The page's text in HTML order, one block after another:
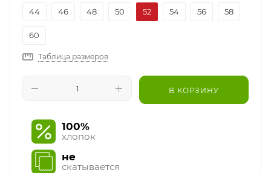
44
46 48 50 52 54 56 58
60
Таблица размеров
В КОРЗИНУ
100%
хлопок
не
скатывается